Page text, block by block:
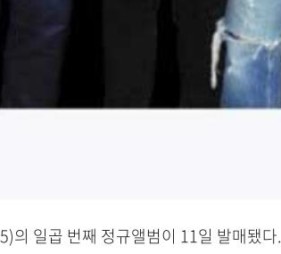
의 일곱 번째 정규앨범이 11일 발매됐다.